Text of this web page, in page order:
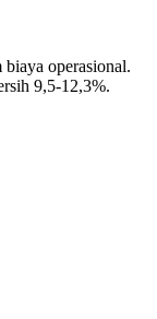
biaya operasional.
9,5-12,3%.